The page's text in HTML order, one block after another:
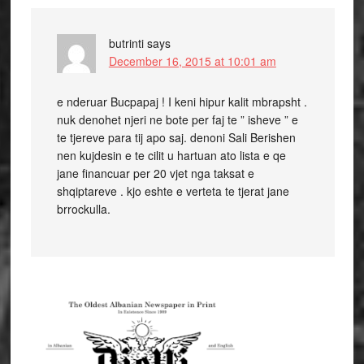
butrinti says
December 16, 2015 at 10:01 am
e nderuar Bucpapaj ! I keni hipur kalit mbrapsht .
nuk denohet njeri ne bote per faj te ” isheve ” e
te tjereve para tij apo saj. denoni Sali Berishen
nen kujdesin e te cilit u hartuan ato lista e qe
jane financuar per 20 vjet nga taksat e
shqiptareve . kjo eshte e verteta te tjerat jane
brrockulla.